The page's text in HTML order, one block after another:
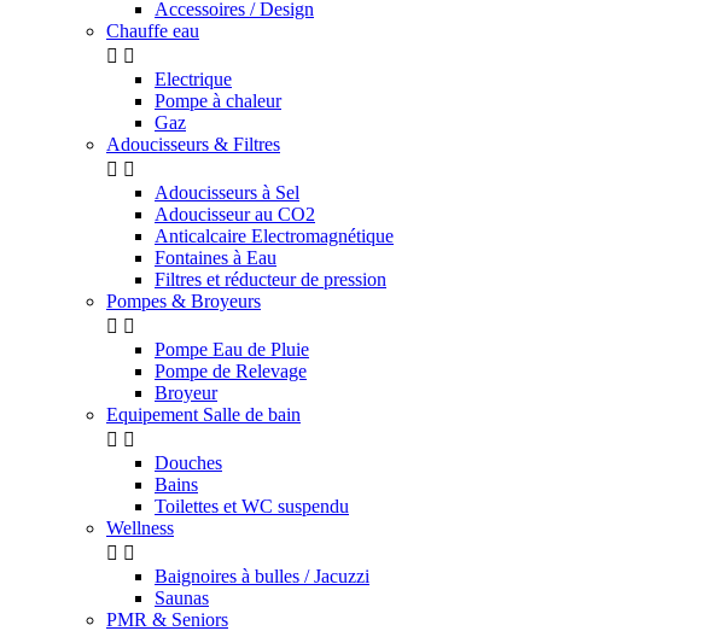
Accessoires / Design
Chauffe eau
 
Electrique
Pompe à chaleur
Gaz
Adoucisseurs & Filtres
 
Adoucisseurs à Sel
Adoucisseur au CO2
Anticalcaire Electromagnétique
Fontaines à Eau
Filtres et réducteur de pression
Pompes & Broyeurs
 
Pompe Eau de Pluie
Pompe de Relevage
Broyeur
Equipement Salle de bain
 
Douches
Bains
Toilettes et WC suspendu
Wellness
 
Baignoires à bulles / Jacuzzi
Saunas
PMR & Seniors